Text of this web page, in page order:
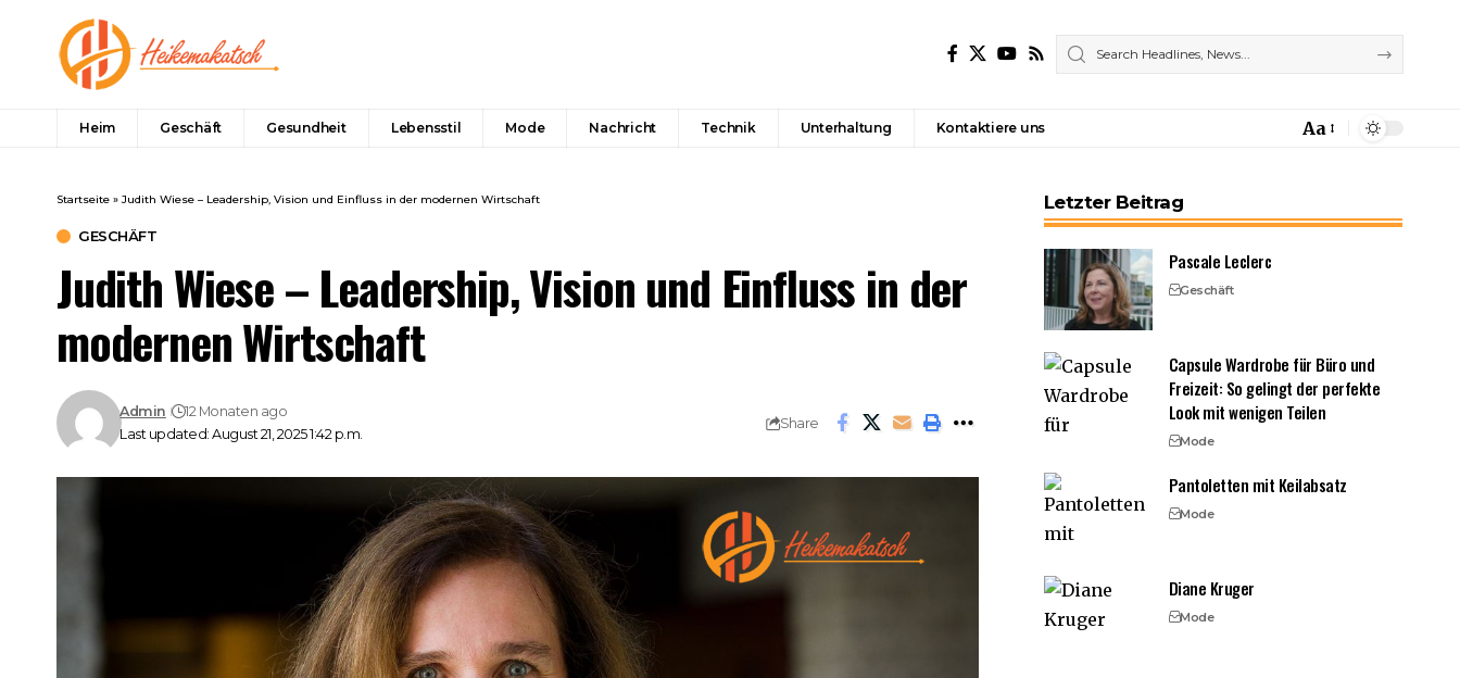
Heim Geschäft Gesundheit Lebensstil Mode Nachricht Technik Unterhaltung Kontaktiere uns
Font
Aa
Startseite » Judith Wiese – Leadership, Vision und Einfluss in der modernen Wirtschaft
GESCHÄFT
Judith Wiese – Leadership, Vision und Einfluss in der
modernen Wirtschaft
Last updated: August 21, 2025 1:42 p.m.
Admin 12 Monaten ago
Share
Letzter Beitrag
Pascale Leclerc
Geschäft
Capsule Wardrobe für Büro und
Freizeit: So gelingt der perfekte
Look mit wenigen Teilen
Mode
Pantoletten mit Keilabsatz
Mode
Diane Kruger
Mode